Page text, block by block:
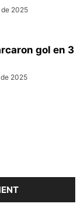
de 2025
gol en 3
2025